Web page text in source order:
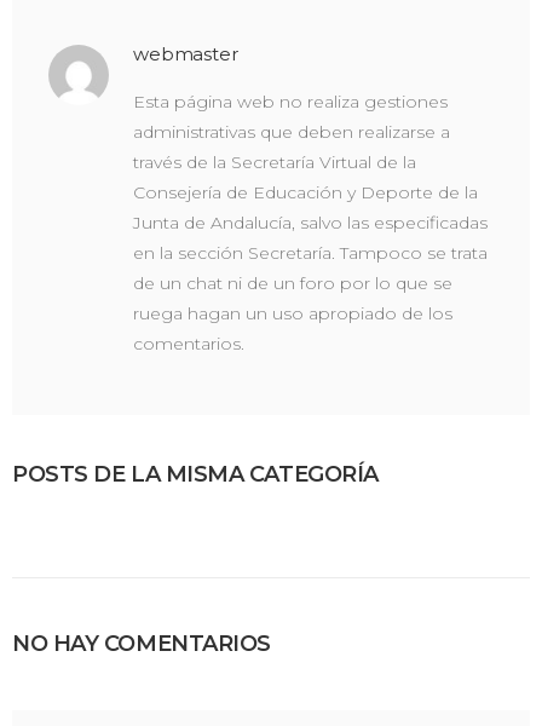
webmaster
Esta página web no realiza gestiones
administrativas que deben realizarse a
través de la Secretaría Virtual de la
Consejería de Educación y Deporte de la
Junta de Andalucía, salvo las especificadas
en la sección Secretaría. Tampoco se trata
de un chat ni de un foro por lo que se
ruega hagan un uso apropiado de los
comentarios.
POSTS DE LA MISMA CATEGORÍA
NO HAY COMENTARIOS